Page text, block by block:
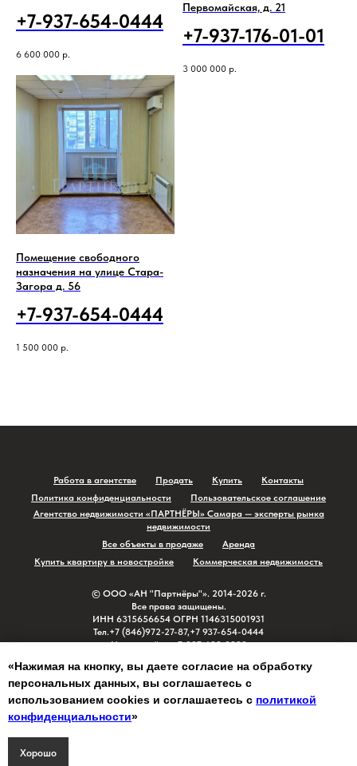
+7-937-654-0444
6 600 000 р.
Первомайская, д. 21
+7-937-176-01-01
3 000 000 р.
Помещение свободного
назначения на улице Стара-
Загора д. 56
+7-937-654-0444
1 500 000 р.
«Нажимая на кнопку, вы даете согласие на обработку
персональных данных, вы соглашаетесь с
использованием cookies и соглашаетесь c политикой
конфиденциальности»
Хорошо
Работа в агентстве Продать Купить
Контакты
Политика конфиденциальности
Пользовательское соглашение
Агентство недвижимости «ПАРТНЁРЫ» Самара — эксперты рынка
недвижимости
Все объекты в продаже
Аренда
Купить квартиру в новостройке
Коммерческая недвижимость
© ⁠ООО «АН "Партнёры"». 2014-2026 г.
Все права защищены.
ИНН 6315656654 ОГРН 1146315001931
⁠Тел.+7 (846)972-27-87,+7 937-654-0444
Новостройки +7-927-699-3999
На верх